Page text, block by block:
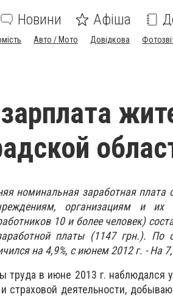
Новини Афіша
Авто / Мото Довідкова
номинальная заработная плата
организациям и их
10 и более человек)
платы (1147 грн.).
на 4,9%, с июнем 2012 г. - На
труда в июне 2013 г. наблюдался
страховой деятельности,